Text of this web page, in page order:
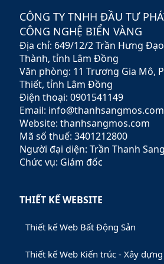
chính vững chắc,
Rubypeace không chỉ cung
cấp các sản phẩm đa dạng
mà còn mang đến các dịch
vụ tư vấn chuyên nghiệp,
giúp khách hàng tối ưu hóa
lợi nhuận và giảm thiểu rủi
ro.
CÔNG TY TNHH ĐẦU TƯ
CÔNG NGHỆ BIỂN VÀNG
Địa chỉ: 649/12/2 Trần Hưng
Thành, tỉnh Lâm Đồng
Văn phòng: 11 Trương Gia Mô,
Thiết, tỉnh Lâm Đồng
Điện thoại: 0901541149
Email: info@thanhsangmos.com
Website: thanhsangmos.com
Mã số thuế: 3401212800
Người đại diện: Trần Thanh Sang
Chức vụ: Giám đốc
THIẾT KẾ WEBSITE
Thiết kế Web Bất Động Sản
Thiết kế Web Kiến trúc - Xây dựng